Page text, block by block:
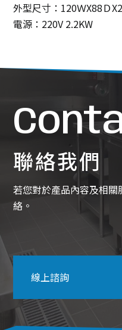
外型尺寸：120ＷX88Ｄ
電源：220V 2.2KW
聯絡我們
若您對於產品內容及相
絡。
線上諮詢